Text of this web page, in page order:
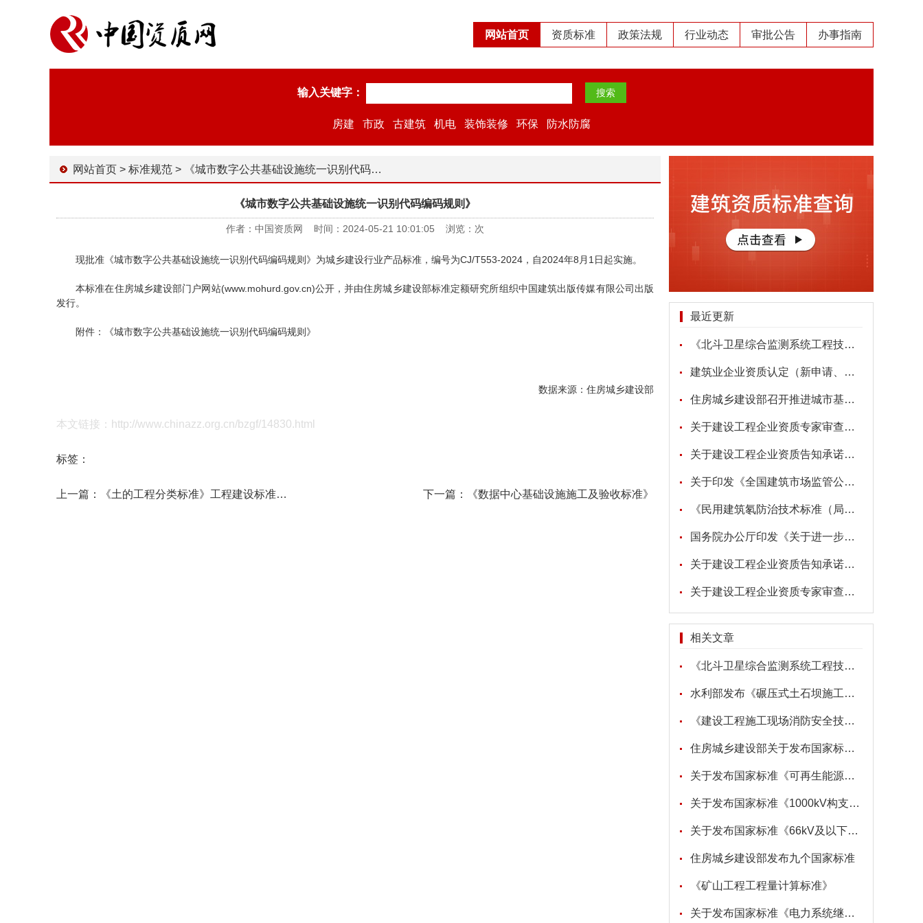
网站首页 资质标准 政策法规 行业动态 审批公告 办事指南
输入关键字：
房建 市政 古建筑 机电 装饰装修 环保 防水防腐
最近更新
《北斗卫星综合监测系统工程技术标准》
建筑业企业资质认定（新申请、增项、升级、重新核定）
住房城乡建设部召开推进城市基础设施生命线安全工程现场会
关于建设工程企业资质专家审查意见的公示
关于建设工程企业资质告知承诺申报情况的公示
关于印发《全国建筑市场监管公共服务平台工程建设项目招标代理机构信息数据标准》的通知
《民用建筑氡防治技术标准（局部修订征求意见稿）》
国务院办公厅印发《关于进一步促进民间投资发展的若干措施》的通知
关于建设工程企业资质告知承诺申报情况的公示
关于建设工程企业资质专家审查意见的公示
相关文章
《北斗卫星综合监测系统工程技术标准》
水利部发布《碾压式土石坝施工规范》等5项水利行业标准
《建设工程施工现场消防安全技术规范》
住房城乡建设部关于发布国家标准《住宅项目规范》的公告
关于发布国家标准《可再生能源建筑应用工程评价标准》局部修订的公告
关于发布国家标准《1000kV构支架施工及验收规范》局部修订的公告
关于发布国家标准《66kV及以下架空电力线路设计规范》局部修订的公告
住房城乡建设部发布九个国家标准
《矿山工程工程量计算标准》
关于发布国家标准《电力系统继电保护及自动化设备柜（屏）工程技术规范》局部修订的公告
网站首页 > 标准规范 > 《城市数字公共基础设施统一识别代码编码规则》
《城市数字公共基础设施统一识别代码编码规则》
作者：中国资质网 时间：2024-05-21 10:01:05 浏览： 次
现批准《城市数字公共基础设施统一识别代码编码规则》为城乡建设行业产品标准，编号为CJ/T553-2024，自2024年8月1日起实施。
本标准在住房城乡建设部门户网站(www.mohurd.gov.cn)公开，并由住房城乡建设部标准定额研究所组织中国建筑出版传媒有限公司出版
发行。
附件： 《城市数字公共基础设施统一识别代码编码规则》
数据来源：住房城乡建设部
本文链接：http://www.chinazz.org.cn/bzgf/14830.html
标签：
上一篇： 《土的工程分类标准》工程建设标准英文版 下一篇： 《数据中心基础设施施工及验收标准》